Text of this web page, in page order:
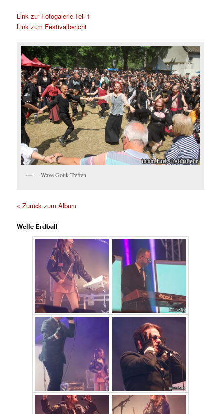
Link zur Fotogalerie Teil 1
Link zum Festivalbericht
Wave Gotik Treffen
« Zurück zum Album
Welle Erdball